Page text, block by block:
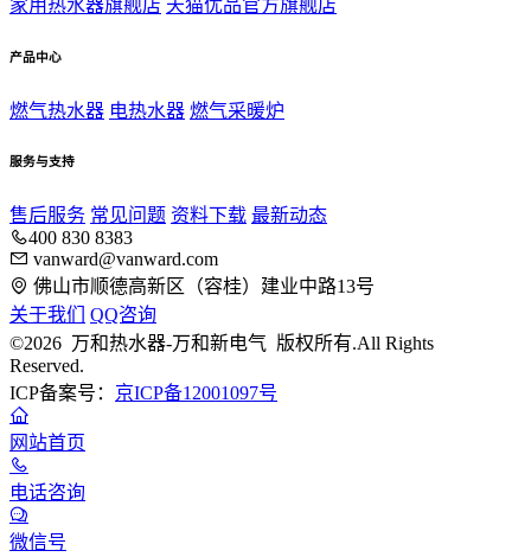
家用热水器旗舰店 天猫优品官方旗舰店
产品中心
燃气热水器 电热水器 燃气采暖炉
服务与支持
售后服务 常见问题 资料下载 最新动态
400 830 8383
vanward@vanward.com
佛山市顺德高新区（容桂）建业中路13号
关于我们
QQ咨询
©2026 万和热水器-万和新电气 版权所有.All Rights
Reserved.
ICP备案号： 京ICP备12001097号
网站首页
电话咨询
微信号